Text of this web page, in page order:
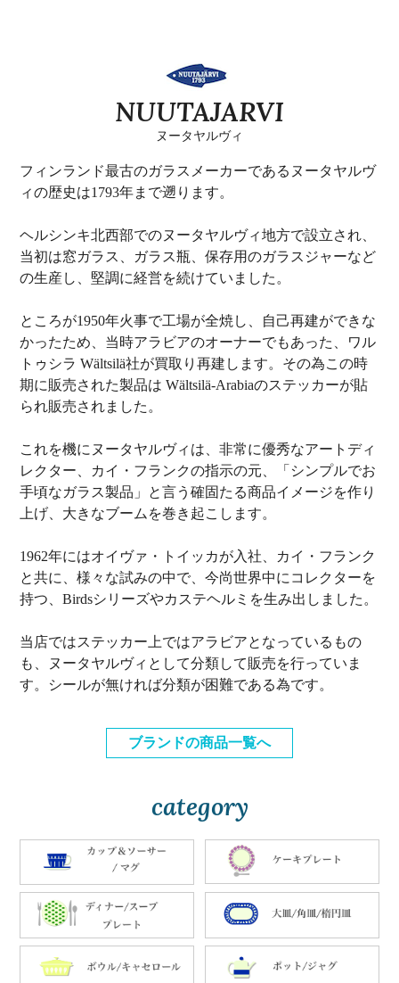
NUUTAJARVI
ヌータヤルヴィ
フィンランド最古のガラスメーカーであるヌータヤルヴ
ィの歴史は1793年まで遡ります。
ヘルシンキ北西部でのヌータヤルヴィ地方で設立され、
当初は窓ガラス、ガラス瓶、保存用のガラスジャーなど
の生産し、堅調に経営を続けていました。
ところが1950年火事で工場が全焼し、自己再建ができな
かったため、当時アラビアのオーナーでもあった、ワル
トゥシラ Wältsilä社が買取り再建します。その為この時
期に販売された製品は Wältsilä-Arabiaのステッカーが貼
られ販売されました。
これを機にヌータヤルヴィは、非常に優秀なアートディ
レクター、カイ・フランクの指示の元、「シンプルでお
手頃なガラス製品」と言う確固たる商品イメージを作り
上げ、大きなブームを巻き起こします。
1962年にはオイヴァ・トイッカが入社、カイ・フランク
と共に、様々な試みの中で、今尚世界中にコレクターを
持つ、Birdsシリーズやカステヘルミを生み出しました。
当店ではステッカー上ではアラビアとなっているもの
も、ヌータヤルヴィとして分類して販売を行っていま
す。シールが無ければ分類が困難である為です。
ブランドの商品一覧へ
category